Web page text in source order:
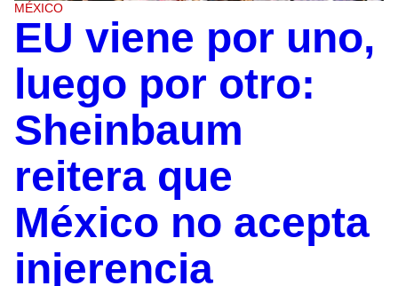
MÉXICO
EU viene por uno,
luego por otro:
Sheinbaum
reitera que
México no acepta
injerencia